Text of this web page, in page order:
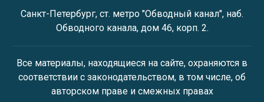
Санкт-Петербург, ст. метро "Обводный канал", наб.
Обводного канала, дом 46, корп. 2.
Все материалы, находящиеся на сайте, охраняются в
соответствии с законодательством, в том числе, об
авторском праве и смежных правах